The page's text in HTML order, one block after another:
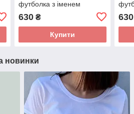
футболка з іменем
Васі(Василя)
630₴
Купити
для
630
новинки